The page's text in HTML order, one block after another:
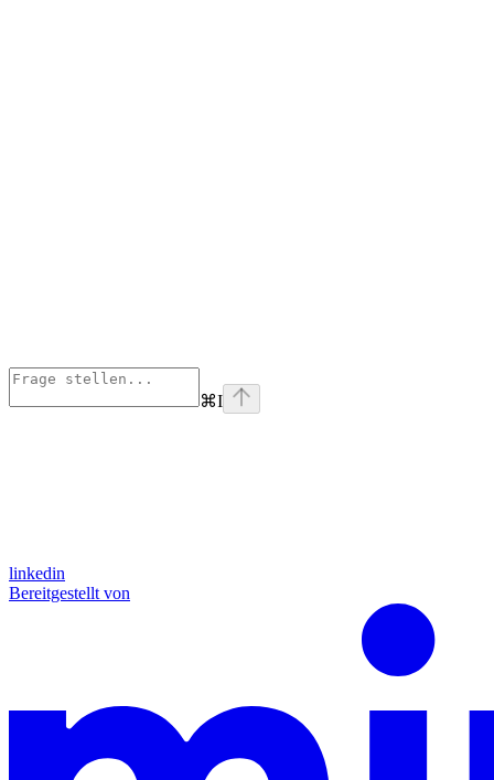
⌘I
linkedin
Bereitgestellt von